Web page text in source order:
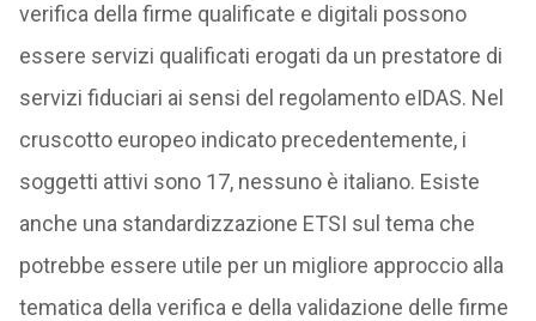
verifica della firme qualificate e digitali possono
essere servizi qualificati erogati da un prestatore di
servizi fiduciari ai sensi del regolamento eIDAS. Nel
cruscotto europeo indicato precedentemente, i
soggetti attivi sono 17, nessuno è italiano. Esiste
anche una standardizzazione ETSI sul tema che
potrebbe essere utile per un migliore approccio alla
tematica della verifica e della validazione delle firme